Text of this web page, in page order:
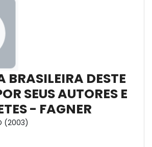
BRASILEIRA DESTE
SEUS AUTORES E
- FAGNER
(2003)